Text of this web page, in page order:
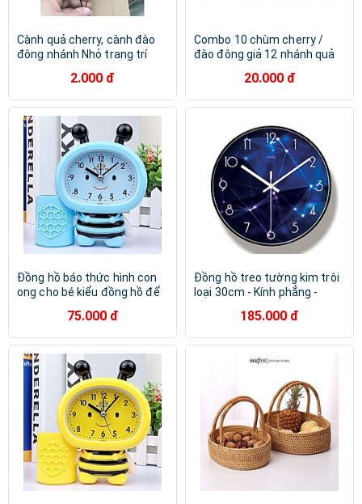
Cành quả cherry, cành đào
đông nhánh Nhỏ trang trí
2.000 đ
Combo 10 chùm cherry /
đào đông giả 12 nhánh quả
20.000 đ
Đồng hồ báo thức hình con
ong cho bé kiểu đồng hồ để
75.000 đ
Đồng hồ treo tường kim trôi
loại 30cm - Kính phẳng -
HÌNH THIÊN VĂN HỌC
185.000 đ